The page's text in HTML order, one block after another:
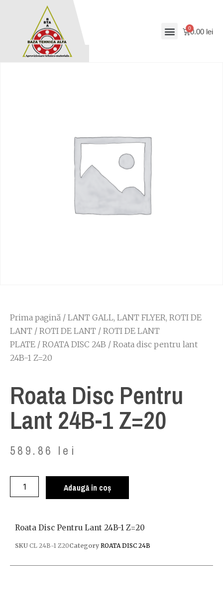
0.00 lei
Prima pagină / LANT GALL, LANT FLYER, ROTI DE
LANT / ROTI DE LANT / ROTI DE LANT
PLATE / ROATA DISC 24B / Roata disc pentru lant
24B-1 Z=20
Roata Disc Pentru
Lant 24B-1 Z=20
589.86 lei
Adaugă în coș
Roata Disc Pentru Lant 24B-1 Z=20
SKU CL 24B-1 Z20Category ROATA DISC 24B